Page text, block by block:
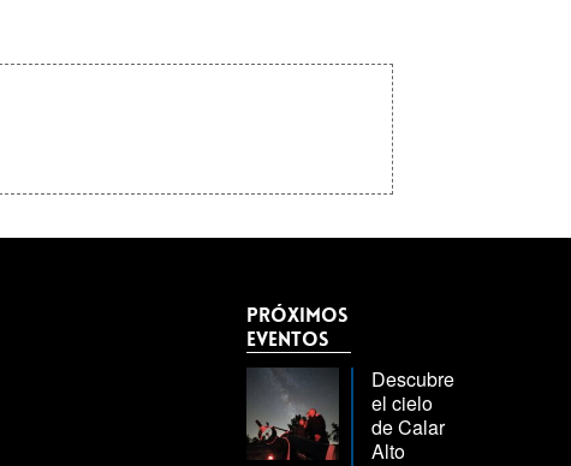
Próximos
Eventos
Descubre
el cielo
de Calar
Alto